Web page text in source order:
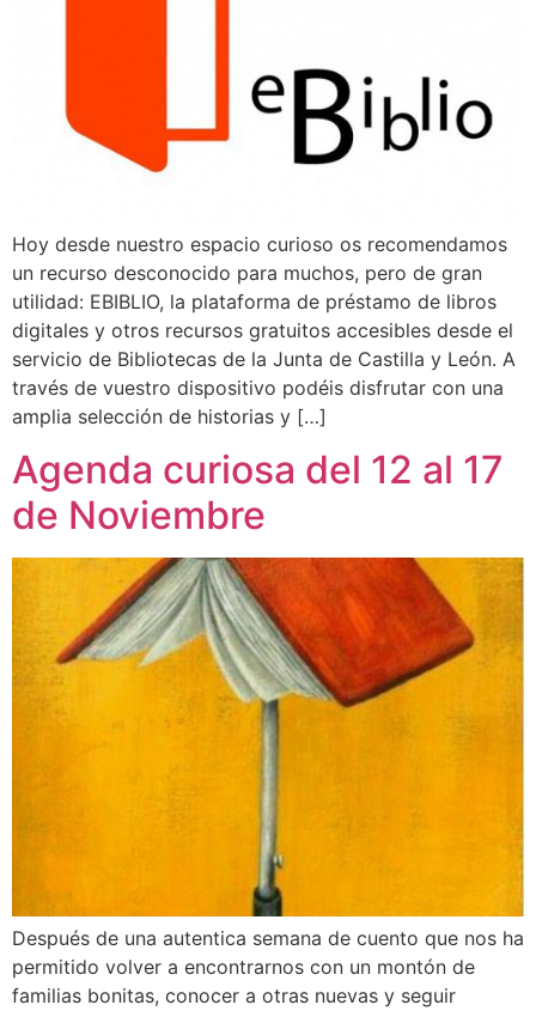
Hoy desde nuestro espacio curioso os recomendamos
un recurso desconocido para muchos, pero de gran
utilidad: EBIBLIO, la plataforma de préstamo de libros
digitales y otros recursos gratuitos accesibles desde el
servicio de Bibliotecas de la Junta de Castilla y León. A
través de vuestro dispositivo podéis disfrutar con una
amplia selección de historias y […]
Agenda curiosa del 12 al 17
de Noviembre
Después de una autentica semana de cuento que nos ha
permitido volver a encontrarnos con un montón de
familias bonitas, conocer a otras nuevas y seguir